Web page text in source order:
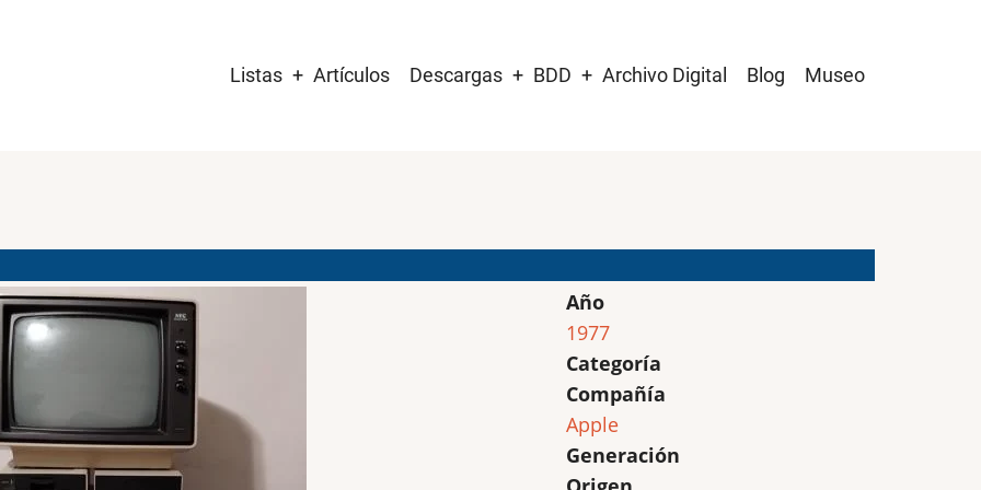
navigation
Listas Artículos Descargas BDD Archivo Digital Blog Museo
Año
1977
Categoría
Compañía
Apple
Generación